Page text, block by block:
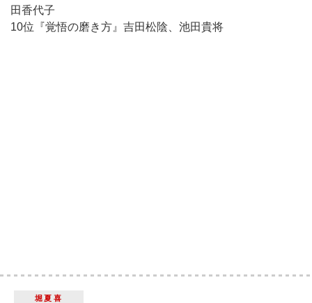
田香代子
10位『覚悟の磨き方』吉田松陰、池田貴将
堀夏喜